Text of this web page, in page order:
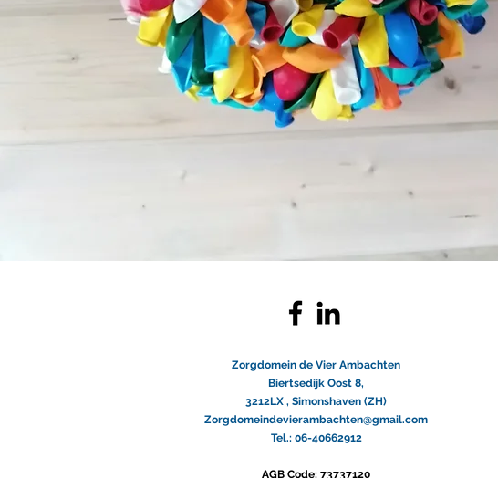
Zorgdomein de Vier Ambachten
Biertsedijk Oost 8,
3212LX , Simonshaven (ZH)
Zorgdomeindevierambachten@gmail.com
Tel.: 06-40662912
AGB Code: 73737120